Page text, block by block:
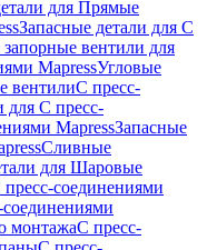
для Прямые
Запасные детали для С
вентили для
MapressУгловые
вентилиС пресс-
для С пресс-
MapressЗапасные
Сливные
для Шаровые
соединениями
монтажаС пресс-